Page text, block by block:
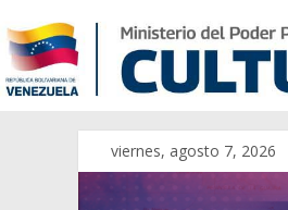
viernes, agosto 7, 2026